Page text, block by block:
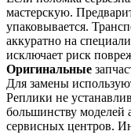
мастерскую.
упаковывается.
аккуратно на
исключает риск
Оригинальные
Для замены
Реплики не
большинству моделей
сервисных центров.